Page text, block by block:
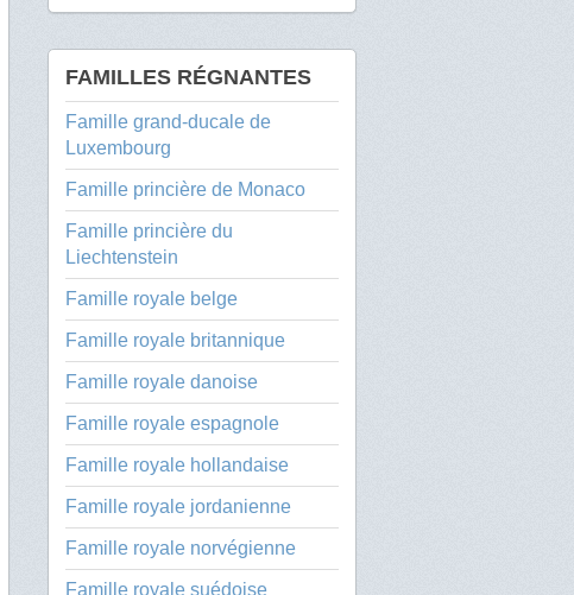
FAMILLES RÉGNANTES
Famille grand-ducale de
Luxembourg
Famille princière de Monaco
Famille princière du
Liechtenstein
Famille royale belge
Famille royale britannique
Famille royale danoise
Famille royale espagnole
Famille royale hollandaise
Famille royale jordanienne
Famille royale norvégienne
Famille royale suédoise